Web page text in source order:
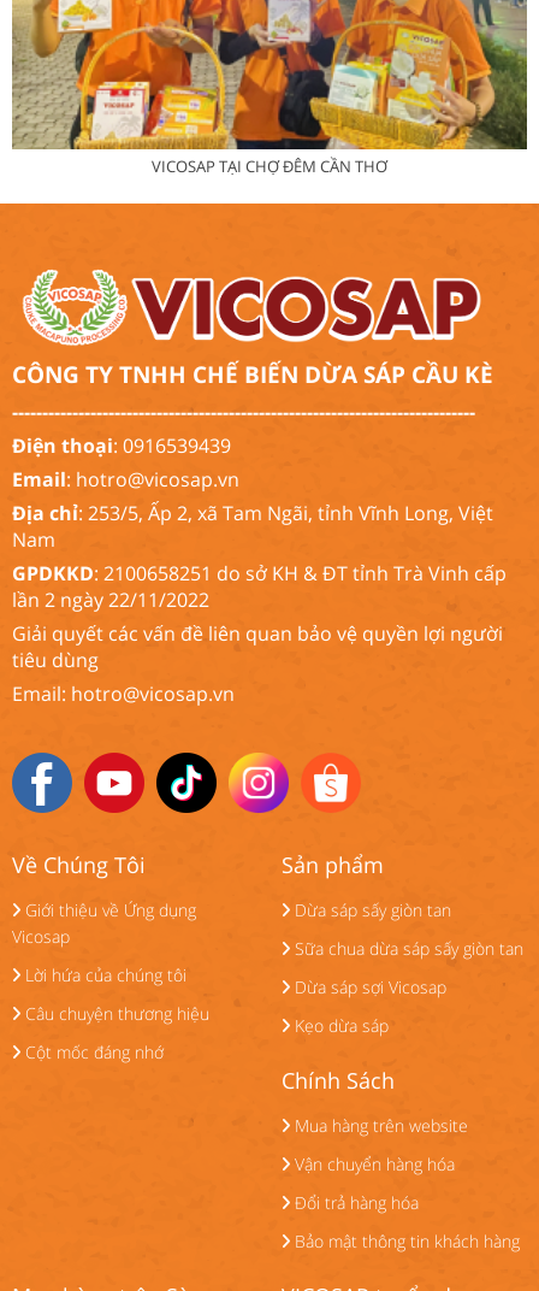
VICOSAP TẠI CHỢ ĐÊM CẦN THƠ
CÔNG TY TNHH CHẾ BIẾN DỪA SÁP CẦU KÈ
-----------------------------------------------------------------------------
Điện thoại: 0916539439
Email: hotro@vicosap.vn
Địa chỉ: 253/5, Ấp 2, xã Tam Ngãi, tỉnh Vĩnh Long, Việt
Nam
GPDKKD: 2100658251 do sở KH & ĐT tỉnh Trà Vinh cấp
lần 2 ngày 22/11/2022
Giải quyết các vấn đề liên quan bảo vệ quyền lợi người
tiêu dùng
Email: hotro@vicosap.vn
Về Chúng Tôi
Giới thiệu về Ứng dụng
Vicosap
Lời hứa của chúng tôi
Câu chuyện thương hiệu
Cột mốc đáng nhớ
Sản phẩm
Dừa sáp sấy giòn tan
Sữa chua dừa sáp sấy giòn tan
Dừa sáp sợi Vicosap
Kẹo dừa sáp
Chính Sách
Mua hàng trên website
Vận chuyển hàng hóa
Đổi trả hàng hóa
Bảo mật thông tin khách hàng